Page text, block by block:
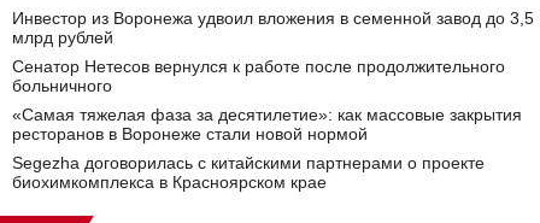
Инвестор из Воронежа удвоил вложения в семенной завод до 3,5
млрд рублей
Сенатор Нетесов вернулся к работе после продолжительного
больничного
«Самая тяжелая фаза за десятилетие»: как массовые закрытия
ресторанов в Воронеже стали новой нормой
Segezha договорилась с китайскими партнерами о проекте
биохимкомплекса в Красноярском крае